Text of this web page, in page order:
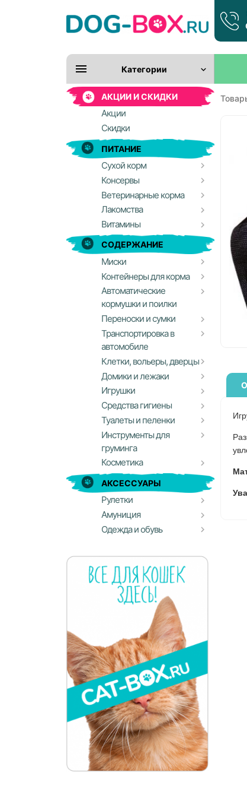
Категории
АКЦИИ И СКИДКИ
Акции
Скидки
ПИТАНИЕ
Сухой корм
Консервы
Ветеринарные корма
Лакомства
Витамины
СОДЕРЖАНИЕ
Миски
Контейнеры для корма
Автоматические
кормушки и поилки
Переноски и сумки
Транспортировка в
автомобиле
Клетки, вольеры, дверцы
Домики и лежаки
Игрушки
Средства гигиены
Туалеты и пеленки
Инструменты для
груминга
Косметика
АКСЕССУАРЫ
Рулетки
Амуниция
Одежда и обувь